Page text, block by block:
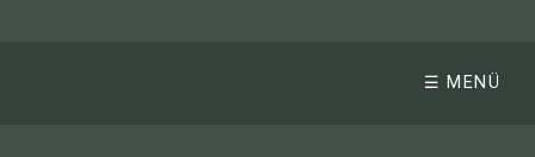
☰ MENÜ